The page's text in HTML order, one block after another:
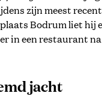
zijn meest
Bodrum liet hij
in een restaurant na
jacht